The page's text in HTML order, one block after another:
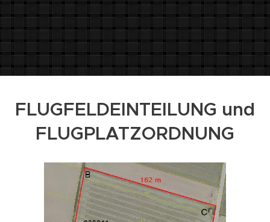
FLUGFELDEINTEILUNG und
FLUGPLATZORDNUNG